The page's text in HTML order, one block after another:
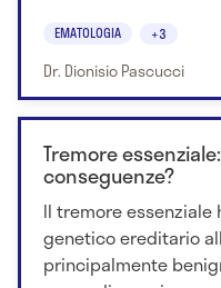
EMATOLOGIA +3
Dr. Dionisio Pascucci
Tremore
conseguenze?
Il tremore
genetico ereditario
principalmente